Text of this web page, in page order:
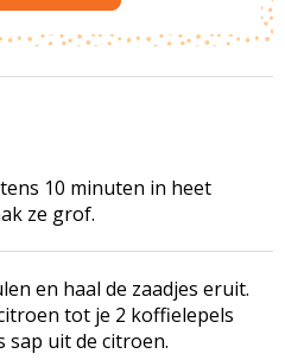
10 minuten in heet
ze grof.
en haal de zaadjes eruit.
tot je 2 koffielepels
sap uit de citroen.